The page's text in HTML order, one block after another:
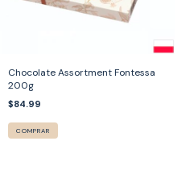
Chocolate Assortment Fontessa
200g
$84.99
COMPRAR